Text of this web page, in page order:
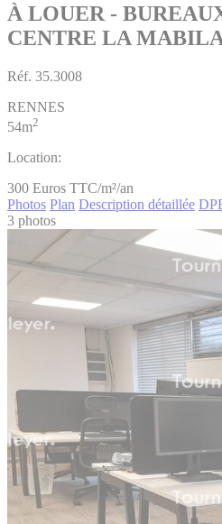
À LOUER -
CENTRE LA
Réf. 35.3008
RENNES
54m2
Location:
300 Euros TTC/m²/an
Photos Plan Description détaillée
3 photos